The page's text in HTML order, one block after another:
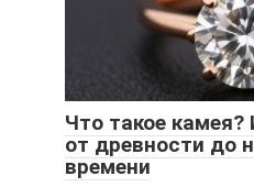
Что такое
от древности до
времени